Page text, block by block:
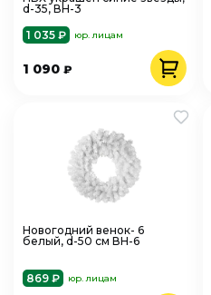
d-35, ВН-3
1 035 ₽
юр. лицам
1 090 ₽
Новогодний венок- 6
белый, d-50 см ВН-6
869 ₽ юр. лицам